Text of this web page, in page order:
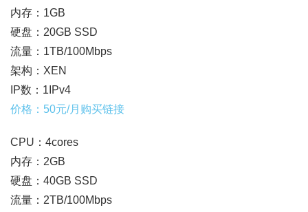
内存：1GB
硬盘：20GB SSD
流量：1TB/100Mbps
架构：XEN
IP数：1IPv4
价格：50元/月购买链接
CPU：4cores
内存：2GB
硬盘：40GB SSD
流量：2TB/100Mbps